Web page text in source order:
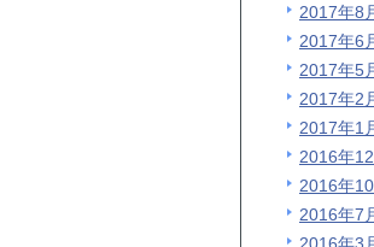
2017年8
2017年6
2017年5
2017年2
2017年1
2016年
2016年
2016年7
2016年3